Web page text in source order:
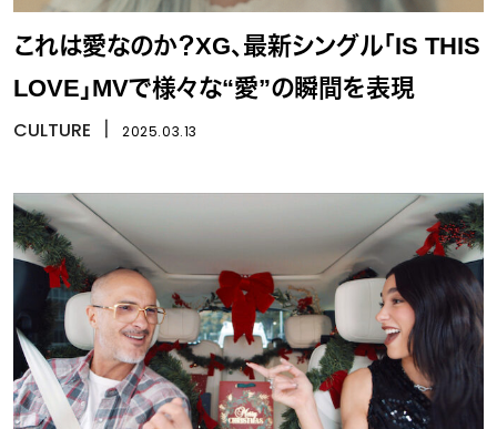
これは愛なのか？XG、最新シングル「IS THIS
LOVE」MVで様々な“愛”の瞬間を表現
CULTURE 2025.03.13